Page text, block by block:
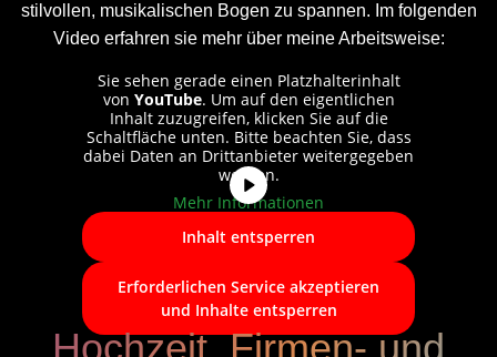
stilvollen, musikalischen Bogen zu spannen. Im folgenden
Video erfahren sie mehr über meine Arbeitsweise:
Sie sehen gerade einen Platzhalterinhalt
von YouTube. Um auf den eigentlichen
Inhalt zuzugreifen, klicken Sie auf die
Schaltfläche unten. Bitte beachten Sie, dass
dabei Daten an Drittanbieter weitergegeben
werden.
Mehr Informationen
Inhalt entsperren
Erforderlichen Service akzeptieren
und Inhalte entsperren
Hochzeit, Firmen- und